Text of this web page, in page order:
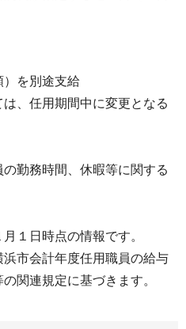
を別途支給
任用期間中に変更となる
勤務時間、休暇等に関する
日時点の情報です。
市会計年度任用職員の給与
関連規定に基づきます。